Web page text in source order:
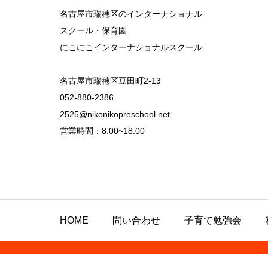
名古屋市瑞穂区のインターナショナル
スクール・保育園
にこにこインターナショナルスクール
名古屋市瑞穂区豆田町2-13
052-880-2386
2525@nikonikopreschool.net
営業時間：8:00~18:00
HOME 問い合わせ 子育て勉強会